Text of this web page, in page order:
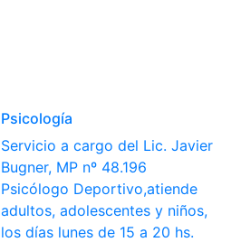
Psicología
Servicio a cargo del Lic. Javier
Bugner, MP nº 48.196
Psicólogo Deportivo,atiende
adultos, adolescentes y niños,
los días lunes de 15 a 20 hs.